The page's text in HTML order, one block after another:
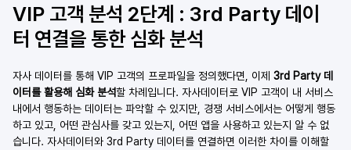
VIP 고객 분석 2단계 : 3rd Party 데이
터 연결을 통한 심화 분석
자사 데이터를 통해 VIP 고객의 프로파일을 정의했다면, 이제 3rd Party 데
이터를 활용해 심화 분석할 차례입니다. 자사데이터로 VIP 고객이 내 서비스
내에서 행동하는 데이터는 파악할 수 있지만, 경쟁 서비스에서는 어떻게 행동
하고 있고, 어떤 관심사를 갖고 있는지, 어떤 앱을 사용하고 있는지 알 수 없
습니다. 자사데이터와 3rd Party 데이터를 연결하면 이러한 차이를 이해할